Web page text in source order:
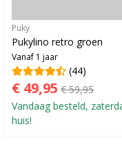
Puky
Pukylino retro groen
Vanaf 1 jaar
(44)
€ 49,95 € 59,95
Vandaag besteld,
huis!